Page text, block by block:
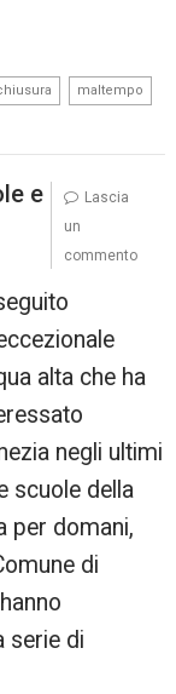
maltempo
e
alta che ha
negli ultimi
scuole della
per domani,
di
serie di
Lascia
un
commento